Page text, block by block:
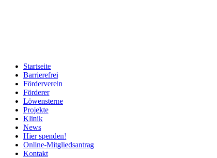
Startseite
Barrierefrei
Förderverein
Förderer
Löwensterne
Projekte
Klinik
News
Hier spenden!
Online-Mitgliedsantrag
Kontakt